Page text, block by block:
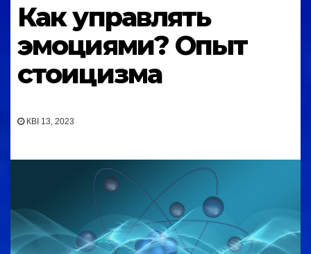
Как управлять
эмоциями? Опыт
стоицизма
КВІ 13, 2023